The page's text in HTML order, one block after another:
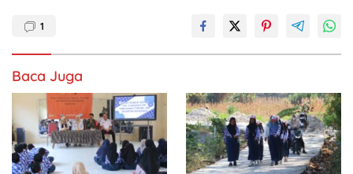
1
Baca Juga